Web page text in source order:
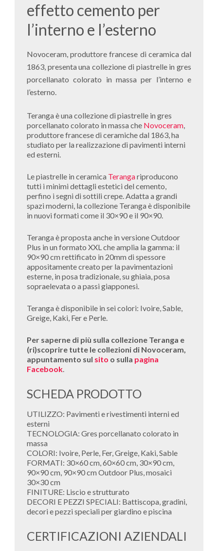
effetto cemento per
l’interno e l’esterno
Novoceram, produttore francese di ceramica dal
1863, presenta una collezione di piastrelle in gres
porcellanato colorato in massa per l’interno e
l’esterno.
Teranga è una collezione di piastrelle in gres
porcellanato colorato in massa che Novoceram,
produttore francese di ceramiche dal 1863, ha
studiato per la realizzazione di pavimenti interni
ed esterni.
Le piastrelle in ceramica Terangariproducono
tutti i minimi dettagli estetici del cemento,
perfino i segni di sottili crepe. Adatta a grandi
spazi moderni, la collezione Teranga è disponibile
in nuovi formati come il 30×90 e il 90×90.
Teranga è proposta anche in versione Outdoor
Plus in un formato XXL che amplia la gamma: il
90×90 cm rettificato in 20mm di spessore
appositamente creato per la pavimentazioni
esterne, in posa tradizionale, su ghiaia, posa
sopraelevata o a passi giapponesi.
Teranga è disponibile in sei colori: Ivoire, Sable,
Greige, Kaki, Fer e Perle.
Per saperne di più sulla collezione Teranga e
(ri)scoprire tutte le collezioni di Novoceram,
appuntamento sul sito o sulla pagina
Facebook.
SCHEDA PRODOTTO
UTILIZZO: Pavimenti e rivestimenti interni ed
esterni
TECNOLOGIA: Gres porcellanato colorato in
massa
COLORI: Ivoire, Perle, Fer, Greige, Kaki, Sable
FORMATI: 30×60 cm, 60×60 cm, 30×90 cm,
90×90 cm, 90×90 cm Outdoor Plus, mosaici
30×30 cm
FINITURE: Liscio e strutturato
DECORI E PEZZI SPECIALI: Battiscopa, gradini,
decori e pezzi speciali per giardino e piscina
CERTIFICAZIONI AZIENDALI